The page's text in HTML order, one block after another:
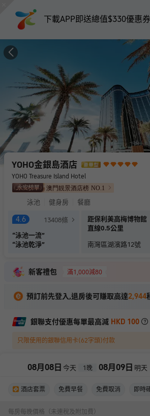
下載APP即送總值$330優惠券
YOHO金銀島酒店
YOHO Treasure Island Hotel
澳門靚景酒店榜 NO. 1
泳池 健身房 餐廳
4.6 13408條
“泳池一流”
“泳池乾淨”
距保利美高梅博物館
直線0.5公里
南灣區湖濱路12號
新客禮包 滿1,000減80
預訂前先登入,退房後可賺取高達2,944
銀聯支付優惠每單最高減 HKD 100
只限使用的銀聯信用卡(62字頭)付款
08月 08 日 今天 1 晚 08月 09 日 明天
酒店套票 免費早餐 免費取消 即時
每房每晚價格（未連稅及附加費）